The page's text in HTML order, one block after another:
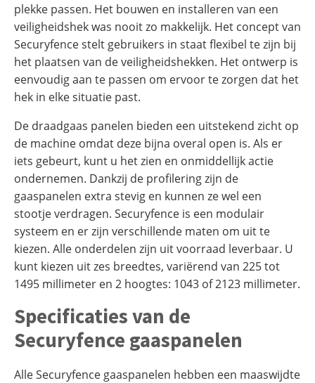
plekke passen. Het bouwen en installeren van een
veiligheidshek was nooit zo makkelijk. Het concept van
Securyfence stelt gebruikers in staat flexibel te zijn bij
het plaatsen van de veiligheidshekken. Het ontwerp is
eenvoudig aan te passen om ervoor te zorgen dat het
hek in elke situatie past.
De draadgaas panelen bieden een uitstekend zicht op
de machine omdat deze bijna overal open is. Als er
iets gebeurt, kunt u het zien en onmiddellijk actie
ondernemen. Dankzij de profilering zijn de
gaaspanelen extra stevig en kunnen ze wel een
stootje verdragen. Securyfence is een modulair
systeem en er zijn verschillende maten om uit te
kiezen. Alle onderdelen zijn uit voorraad leverbaar. U
kunt kiezen uit zes breedtes, variërend van 225 tot
1495 millimeter en 2 hoogtes: 1043 of 2123 millimeter.
Specificaties van de
Securyfence gaaspanelen
Alle Securyfence gaaspanelen hebben een maaswijdte